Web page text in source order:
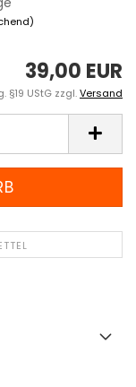
39,00 EUR
§19 UStG zzgl.Versand